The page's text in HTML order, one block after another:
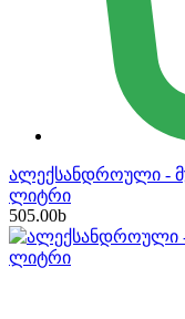
ალექსანდროული -
ლიტრი
505.00b